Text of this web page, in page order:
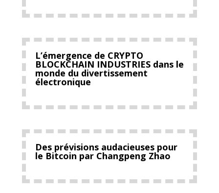
L’émergence de CRYPTO
BLOCKCHAIN INDUSTRIES dans le
monde du divertissement
électronique
Des prévisions audacieuses pour
le Bitcoin par Changpeng Zhao